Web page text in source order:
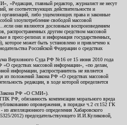
«Редакция, главный редактор, журналист не несут
не соответствующих действительности и
организаций, либо ущемляющих права и законные
злоупотребление свободой массовой
они являются дословным воспроизведением
распространенных другим средством массовой
в пресс-релизах и информация государственных,
которое может быть установлено и привлечено к
Российской Федерации о средствах
Верховного Суда РФ №16 от 15 июня 2010 года
средствах массовой информации», «по делам,
информации, распространитель не является
из положений Закона РФ «О средствах массовой
редакции, в ходе которой определяется
Закона РФ «О СМИ»).
РФ, обязанность компенсации морального вреда
опровержения, в порядке ч.2 ст.152 ГК
апелляционного определения Хабаровского
2012) председательствующего И.И.Куликовой,